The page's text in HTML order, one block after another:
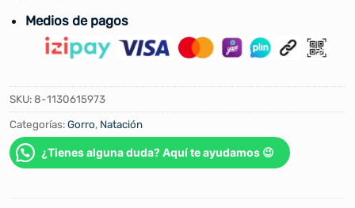
Medios de pagos
SKU:8-1130615973
Categorías:Gorro, Natación
¿Tienes alguna duda? Aquí te ayudamos 😉